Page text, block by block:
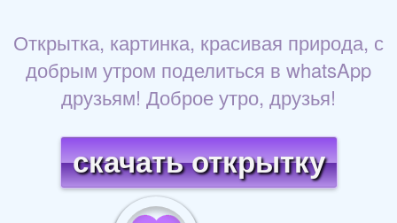
Открытка, картинка, красивая природа, с
добрым утром поделиться в whatsApp
друзьям! Доброе утро, друзья!
скачать открытку